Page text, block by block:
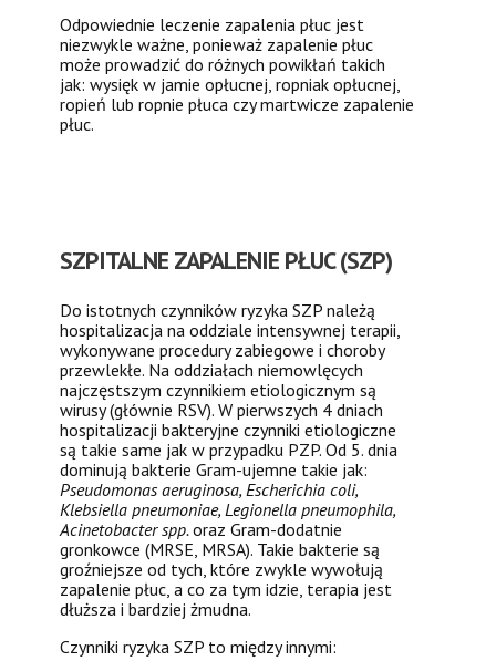
Odpowiednie leczenie zapalenia płuc jest
niezwykle ważne, ponieważ zapalenie płuc
może prowadzić do różnych powikłań takich
jak: wysięk w jamie opłucnej, ropniak opłucnej,
ropień lub ropnie płuca czy martwicze zapalenie
płuc.
SZPITALNE ZAPALENIE PŁUC (SZP)
Do istotnych czynników ryzyka SZP należą
hospitalizacja na oddziale intensywnej terapii,
wykonywane procedury zabiegowe i choroby
przewlekłe. Na oddziałach niemowlęcych
najczęstszym czynnikiem etiologicznym są
wirusy (głównie RSV). W pierwszych 4 dniach
hospitalizacji bakteryjne czynniki etiologiczne
są takie same jak w przypadku PZP. Od 5. dnia
dominują bakterie Gram-ujemne takie jak:
Pseudomonas aeruginosa, Escherichia coli,
Klebsiella pneumoniae, Legionella pneumophila,
Acinetobacter spp.oraz Gram-dodatnie
gronkowce (MRSE, MRSA). Takie bakterie są
groźniejsze od tych, które zwykle wywołują
zapalenie płuc, a co za tym idzie, terapia jest
dłuższa i bardziej żmudna.
Czynniki ryzyka SZP to między innymi: